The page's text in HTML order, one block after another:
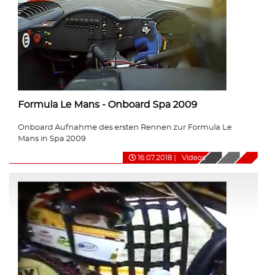
Formula Le Mans - Onboard Spa 2009
Onboard Aufnahme des ersten Rennen zur Formula Le
Mans in Spa 2009
16.07.2018 Videos